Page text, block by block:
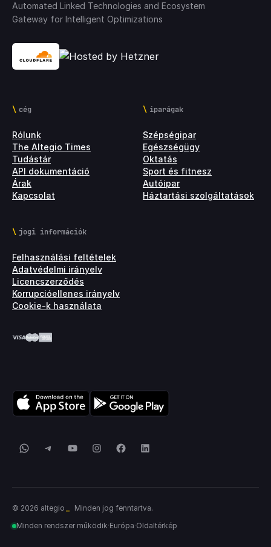
Automated Linked Technologies and Ecosystem
Gateway for Intelligent Optimizations
cég
Rólunk
The Altegio Times
Tudástár
API dokumentáció
Árak
Kapcsolat
iparágak
Szépségipar
Egészségügy
Oktatás
Sport és fitnesz
Autóipar
Háztartási szolgáltatások
jogi információk
Felhasználási feltételek
Adatvédelmi irányelv
Licencszerződés
Korrupcióellenes irányelv
Cookie-k használata
WhatsApp
TelegramYouTubeInstagram
FacebookLinkedIn
© 2026 altegio
Minden jog fenntartva.
Minden rendszer működik·Európa·Oldaltérkép